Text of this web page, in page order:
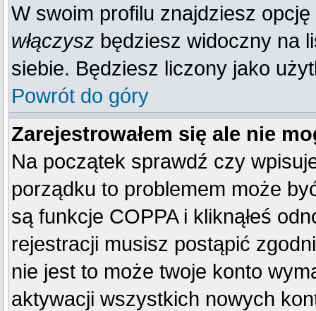
W swoim profilu znajdziesz opcję
włączysz będziesz widoczny na
siebie. Będziesz liczony jako
Powrót do góry
Zarejestrowałem się ale nie
Na początek sprawdź czy
porządku to problemem może
są funkcje COPPA i kliknąłeś
rejestracji musisz postąpić
nie jest to może twoje konto
aktywacji wszystkich nowych